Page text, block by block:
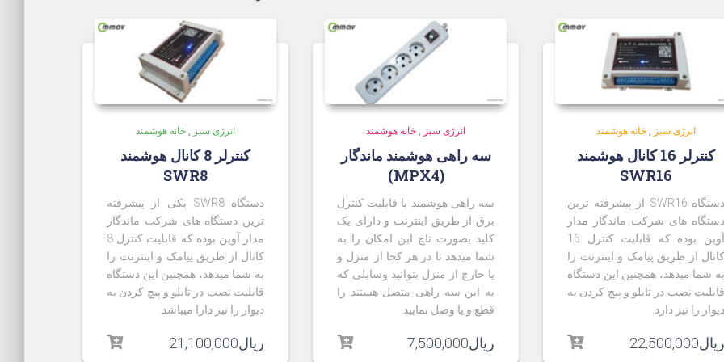
انرژی سبز خانه هوشمند
کنترلر 16 کانال هوشمند
SWR16
دستگاه SWR16 از پیشرفته ترین
دستگاه های شرکت ماندگار مدار
آوین بوده که قابلیت کنترل 16
کانال از طریق پیامک و اینترنت را
به شما میدهد، همچنین این دستگاه
قابلیت نصب در تابلو و پیچ کردن به
دیوار را نیز دارد.
ریال22,500,000
انرژی سبز خانه هوشمند
سه راهی هوشمند ماندگار
(MPX4)
سه راهی هوشمند با قابلیت کنترل
برق از طریق اینترنت و دارای یک
کلید بصورت تاچ این امکان را به
شما میدهد تا در هر کجا از منزل و
یا خارج از منزل بتوانید وسایلی که
به این سه راهی متصل هستند را
قطع و یا وصل نمایید.
ریال7,500,000
انرژی سبز خانه هوشمند
کنترلر 8 کانال هوشمند
SWR8
دستگاه SWR8 یکی از پیشرفته
ترین دستگاه های شرکت ماندگار
مدار آوین بوده که قابلیت کنترل 8
کانال از طریق پیامک و اینترنت را
به شما میدهد، همچنین این دستگاه
قابلیت نصب در تابلو و پیچ کردن به
دیوار را نیز دارا میباشد.
ریال21,100,000